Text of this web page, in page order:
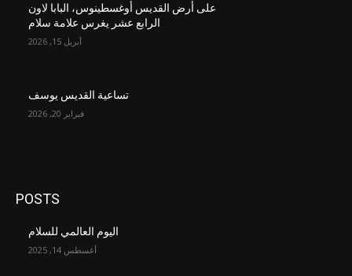
على أرض القديس أوغسطينوس، البابا لاون
الرابع عشر يغرس علامة سلام
أبريل 15, 2026
تساعية القديس يوسف
فبراير 20, 2026
POSTS
اليوم العالمي للسلام
أغسطس 14, 2025